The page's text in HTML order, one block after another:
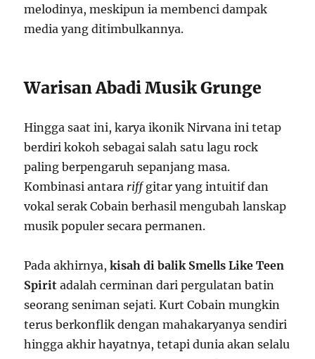
melodinya, meskipun ia membenci dampak
media yang ditimbulkannya.
Warisan Abadi Musik Grunge
Hingga saat ini, karya ikonik Nirvana ini tetap
berdiri kokoh sebagai salah satu lagu rock
paling berpengaruh sepanjang masa.
Kombinasi antara riffgitar yang intuitif dan
vokal serak Cobain berhasil mengubah lanskap
musik populer secara permanen.
Pada akhirnya,kisah di balik Smells Like Teen
Spirit adalah cerminan dari pergulatan batin
seorang seniman sejati. Kurt Cobain mungkin
terus berkonflik dengan mahakaryanya sendiri
hingga akhir hayatnya, tetapi dunia akan selalu